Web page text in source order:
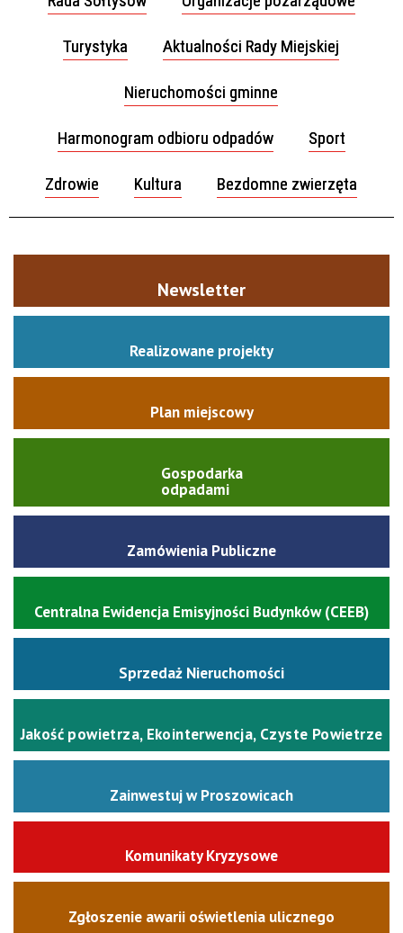
Turystyka Aktualności Rady Miejskiej
Nieruchomości gminne
Harmonogram odbioru odpadów Sport
Zdrowie Kultura Bezdomne zwierzęta
Newsletter
Realizowane projekty
Plan miejscowy
Gospodarka
odpadami
Zamówienia Publiczne
Centralna Ewidencja Emisyjności Budynków (CEEB)
Sprzedaż Nieruchomości
Jakość powietrza, Ekointerwencja, Czyste Powietrze
Zainwestuj w Proszowicach
Komunikaty Kryzysowe
Zgłoszenie awarii oświetlenia ulicznego